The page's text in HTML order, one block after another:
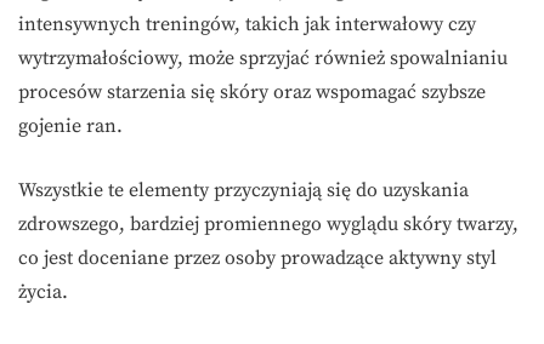
intensywnych treningów, takich jak interwałowy czy
wytrzymałościowy, może sprzyjać również spowalnianiu
procesów starzenia się skóry oraz wspomagać szybsze
gojenie ran.
Wszystkie te elementy przyczyniają się do uzyskania
zdrowszego, bardziej promiennego wyglądu skóry twarzy,
co jest doceniane przez osoby prowadzące aktywny styl
życia.